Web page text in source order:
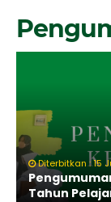
Diterbitkan : 15
Tahun